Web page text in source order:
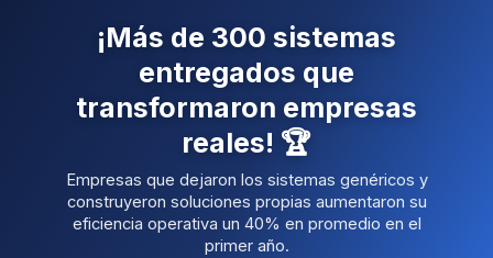
¡Más de 300 sistemas
entregados que
transformaron empresas
reales! 🏆
Empresas que dejaron los sistemas genéricos y
construyeron soluciones propias aumentaron su
eficiencia operativa un 40% en promedio en el
primer año.